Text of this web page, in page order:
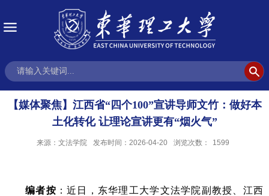
【媒体聚焦】江西省“四个100”宣讲导师文竹：做好本
土化转化 让理论宣讲更有“烟火气”
来源：文法学院 发布时间：2026-04-20 浏览次数： 1599
编者按 ：近日， 东华理工大学文法学院副教授、江西